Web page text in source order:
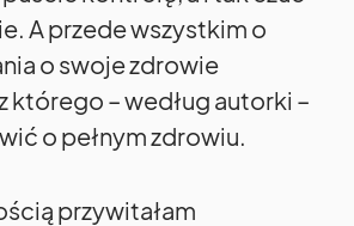
A przede wszystkim o
o swoje zdrowie
którego – według autorki –
o pełnym zdrowiu.
przywitałam